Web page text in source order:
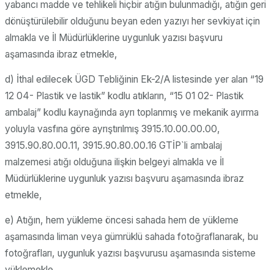
yabancı madde ve tehlikeli hiçbir atığın bulunmadığı, atığın geri
dönüştürülebilir olduğunu beyan eden yazıyı her sevkiyat için
almakla ve İl Müdürlüklerine uygunluk yazısı başvuru
aşamasında ibraz etmekle,
d) İthal edilecek ÜGD Tebliğinin Ek-2/A listesinde yer alan “19
12 04- Plastik ve lastik” kodlu atıkların, “15 01 02- Plastik
ambalaj” kodlu kaynağında ayrı toplanmış ve mekanik ayırma
yoluyla vasfına göre ayrıştırılmış 3915.10.00.00.00,
3915.90.80.00.11, 3915.90.80.00.16 GTİP`li ambalaj
malzemesi atığı olduğuna ilişkin belgeyi almakla ve İl
Müdürlüklerine uygunluk yazısı başvuru aşamasında ibraz
etmekle,
e) Atığın, hem yükleme öncesi sahada hem de yükleme
aşamasında liman veya gümrüklü sahada fotoğraflanarak, bu
fotoğrafları, uygunluk yazısı başvurusu aşamasında sisteme